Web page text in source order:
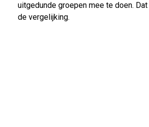
uitgedunde groepen mee te doen.
de vergelijking.